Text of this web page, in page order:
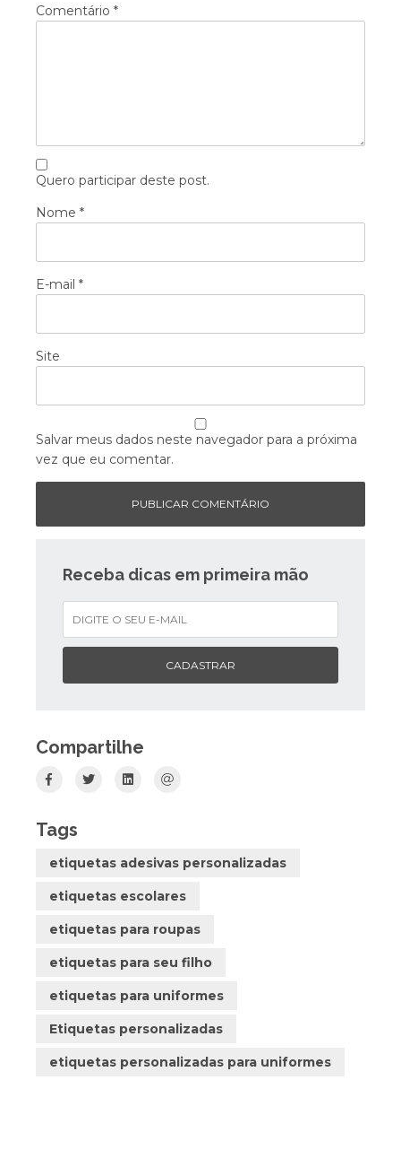
Comentário *
Quero participar deste post.
Nome *
E-mail *
Site
Salvar meus dados neste navegador para a próxima
vez que eu comentar.
Receba dicas em primeira mão
CADASTRAR
Compartilhe
Tags
etiquetas adesivas personalizadas
etiquetas escolares
etiquetas para roupas
etiquetas para seu filho
etiquetas para uniformes
Etiquetas personalizadas
etiquetas personalizadas para uniformes